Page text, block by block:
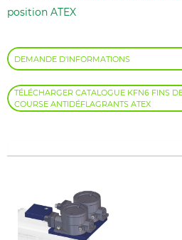
position ATEX
DEMANDE D'INFORMATIONS
TÉLÉCHARGER CATALOGUE KFN6 FINS
COURSE ANTIDÉFLAGRANTS ATEX